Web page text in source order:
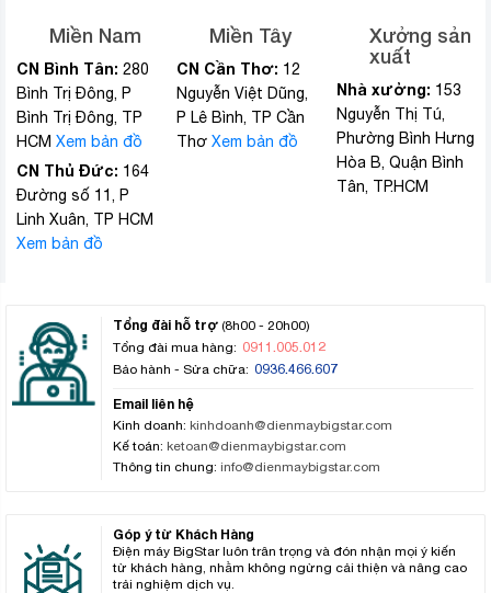
Miền Nam
CN Bình Tân: 280
Bình Trị Đông, P
Bình Trị Đông, TP
HCM Xem bản đồ
CN Thủ Đức: 164
Đường số 11, P
Linh Xuân, TP HCM
Xem bản đồ
Miền Tây
CN Cần Thơ: 12
Nguyễn Việt Dũng,
P Lê Bình, TP Cần
Thơ Xem bản đồ
Xưởng sản
xuất
Nhà xưởng: 153
Nguyễn Thị Tú,
Phường Bình Hưng
Hòa B, Quận Bình
Tân, TP.HCM
Tổng đài hỗ trợ (8h00 - 20h00)
Tổng đài mua hàng: 0911.005.012
Bảo hành - Sửa chữa: 0936.466.607
Email liên hệ
Kinh doanh: kinhdoanh@dienmaybigstar.com
Kế toán: ketoan@dienmaybigstar.com
Thông tin chung: info@dienmaybigstar.com
Góp ý từ Khách Hàng
Điện máy BigStar luôn trân trọng và đón nhận mọi ý kiến
từ khách hàng, nhằm không ngừng cải thiện và nâng cao
trải nghiệm dịch vụ.